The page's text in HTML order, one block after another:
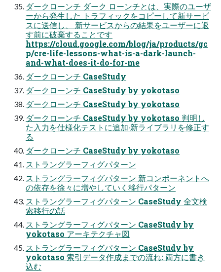
ダークローンチ ダーク ローンチとは、実際のユーザ
ーから発⽣した トラフィックをコピーして新サービ
スに送信し、 新サービスからの結果をユーザーに返
す前に破棄することです
https://cloud.google.com/blog/ja/products/gc
p/cre-life-lessons-what-is-a-dark-launch-
and-what-does-it-do-for-me
ダークローンチ CaseStudy
ダークローンチ CaseStudy by yokotaso
ダークローンチ CaseStudy by yokotaso
ダークローンチ CaseStudy by yokotaso 判明し
た⼊⼒を仕様化テストに追加‧新ライブラリを修正す
る
ダークローンチ CaseStudy by yokotaso
ストラングラーフィグパターン
ストラングラーフィグパターン 新コンポーネントへ
の依存を徐々に増やしていく移⾏パターン
ストラングラーフィグパターン CaseStudy 全⽂検
索移⾏の話
ストラングラーフィグパターン CaseStudy by
yokotaso アーキテクチャ図
ストラングラーフィグパターン CaseStudy by
yokotaso 索引データ作成までの流れ: 両⽅に書き
込む